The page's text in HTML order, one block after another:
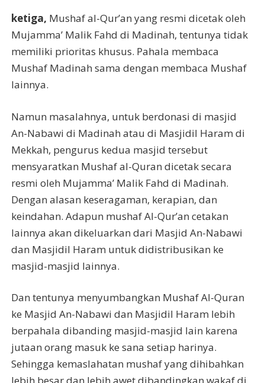
ketiga, Mushaf al-Qur’an yang resmi dicetak oleh
Mujamma’ Malik Fahd di Madinah, tentunya tidak
memiliki prioritas khusus. Pahala membaca
Mushaf Madinah sama dengan membaca Mushaf
lainnya.
Namun masalahnya, untuk berdonasi di masjid
An-Nabawi di Madinah atau di Masjidil Haram di
Mekkah, pengurus kedua masjid tersebut
mensyaratkan Mushaf al-Quran dicetak secara
resmi oleh Mujamma’ Malik Fahd di Madinah.
Dengan alasan keseragaman, kerapian, dan
keindahan. Adapun mushaf Al-Qur’an cetakan
lainnya akan dikeluarkan dari Masjid An-Nabawi
dan Masjidil Haram untuk didistribusikan ke
masjid-masjid lainnya.
Dan tentunya menyumbangkan Mushaf Al-Quran
ke Masjid An-Nabawi dan Masjidil Haram lebih
berpahala dibanding masjid-masjid lain karena
jutaan orang masuk ke sana setiap harinya.
Sehingga kemaslahatan mushaf yang dihibahkan